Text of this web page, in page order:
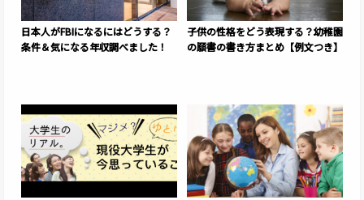
日本人がFBIになるにはどうする？
条件＆気になる年収調べました！
子供の性格をどう表現する？幼稚園
の願書の書き方まとめ【例文つき】